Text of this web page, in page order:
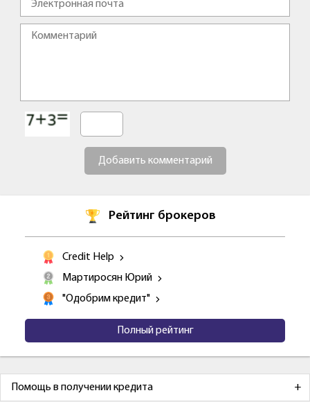
Добавить комментарий
Рейтинг брокеров
Credit Help
Мартиросян Юрий
"Одобрим кредит"
Полный рейтинг
Помощь в получении кредита